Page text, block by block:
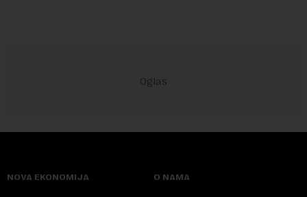
NOVA EKONOMIJA O NAMA